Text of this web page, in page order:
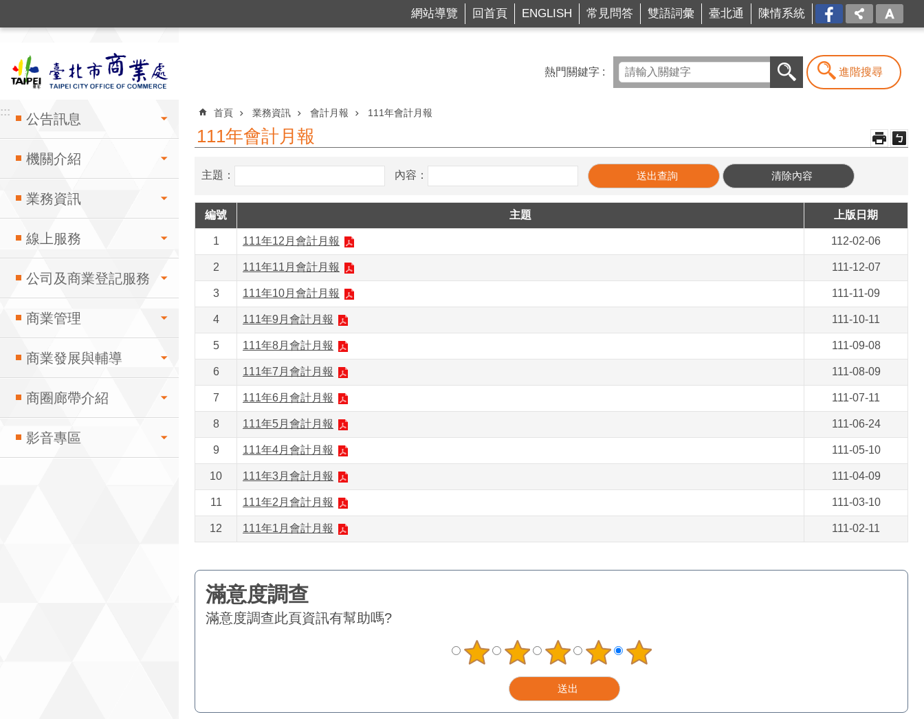
網站導覽 回首頁 ENGLISH 常見問答 雙語詞彙 臺北通 陳情系統 FB
::: 公告訊息
機關介紹
業務資訊
線上服務
公司及商業登記服務
商業管理
商業發展與輔導
商圈廊帶介紹
影音專區
熱門關鍵字 進階搜尋
:::
首頁 業務資訊 會計月報 111年會計月報
111年會計月報
主題： 內容：
編號 主題 上版日期
1 111年12月會計月報 112-02-06
2 111年11月會計月報 111-12-07
3 111年10月會計月報 111-11-09
4 111年9月會計月報 111-10-11
5 111年8月會計月報 111-09-08
6 111年7月會計月報 111-08-09
7 111年6月會計月報 111-07-11
8 111年5月會計月報 111-06-24
9 111年4月會計月報 111-05-10
10 111年3月會計月報 111-04-09
11 111年2月會計月報 111-03-10
12 111年1月會計月報 111-02-11
滿意度調查此頁資訊有幫助嗎?